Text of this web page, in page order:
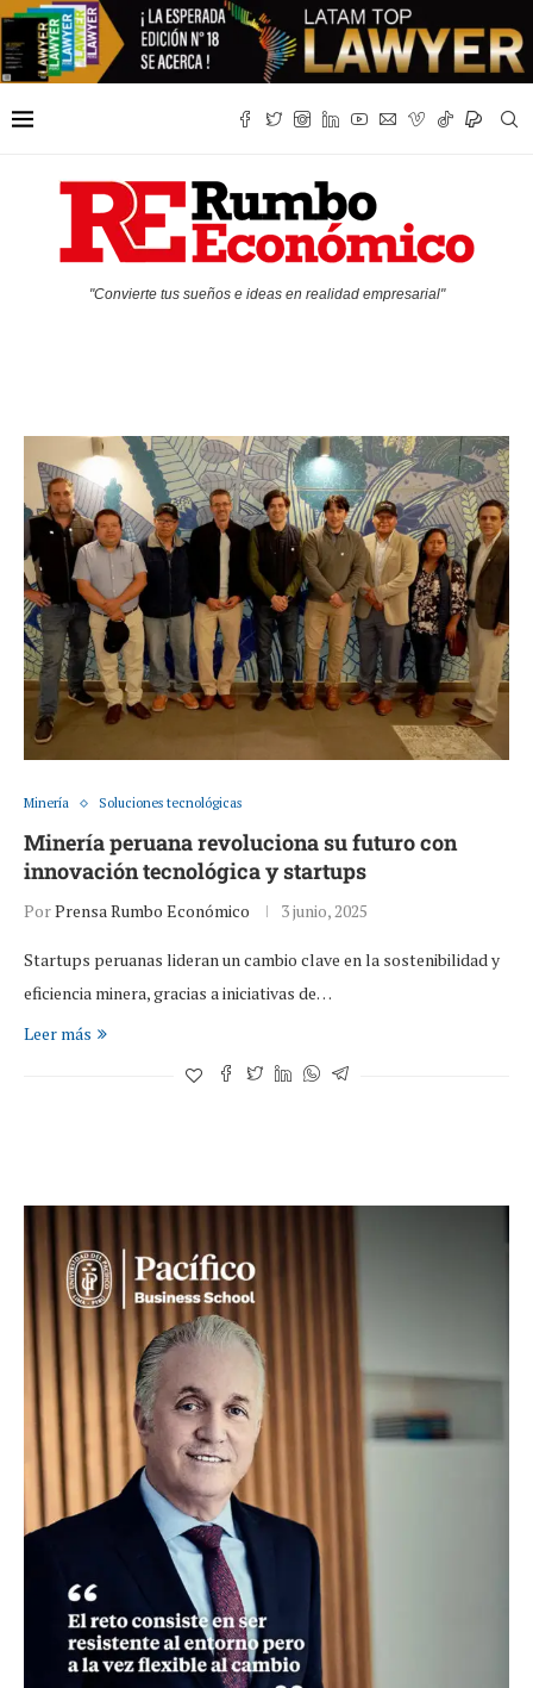
"Convierte tus sueños e ideas en realidad empresarial"
Minería Soluciones tecnológicas
Minería peruana revoluciona su futuro con
innovación tecnológica y startups
PorPrensa Rumbo Económico 3 junio, 2025
Startups peruanas lideran un cambio clave en la sostenibilidad y
eficiencia minera, gracias a iniciativas de…
Leer más